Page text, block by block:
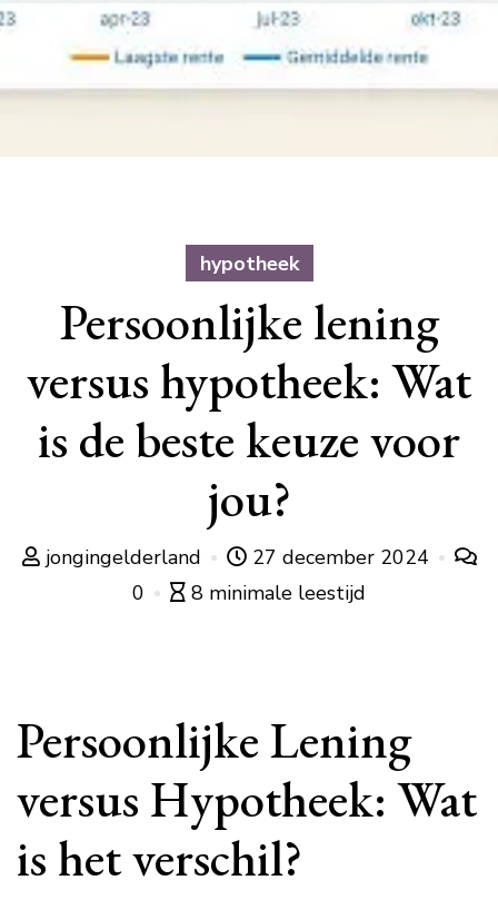
hypotheek
Persoonlijke lening
versus hypotheek: Wat
is de beste keuze voor
jou?
jongingelderland
27 december 2024
0
8 minimale leestijd
Persoonlijke Lening
versus Hypotheek: Wat
is het verschil?